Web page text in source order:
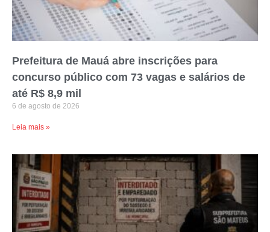
Prefeitura de Mauá abre inscrições para
concurso público com 73 vagas e salários de
até R$ 8,9 mil
6 de agosto de 2026
Leia mais »